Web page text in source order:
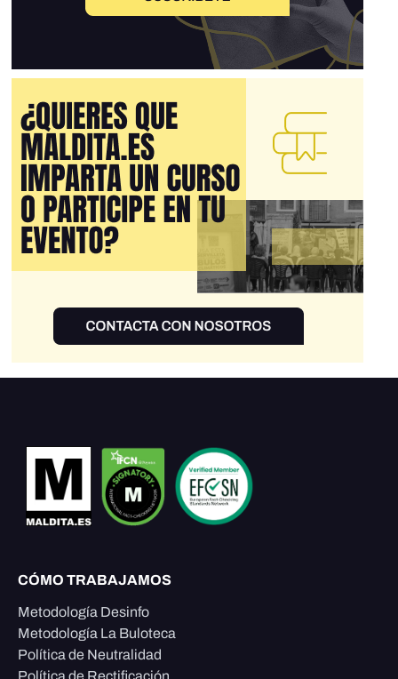
CÓMO TRABAJAMOS
Metodología Desinfo
Metodología La Buloteca
Política de Neutralidad
Política de Rectificación